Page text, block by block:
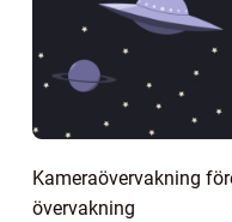
Kameraövervakning
övervakning